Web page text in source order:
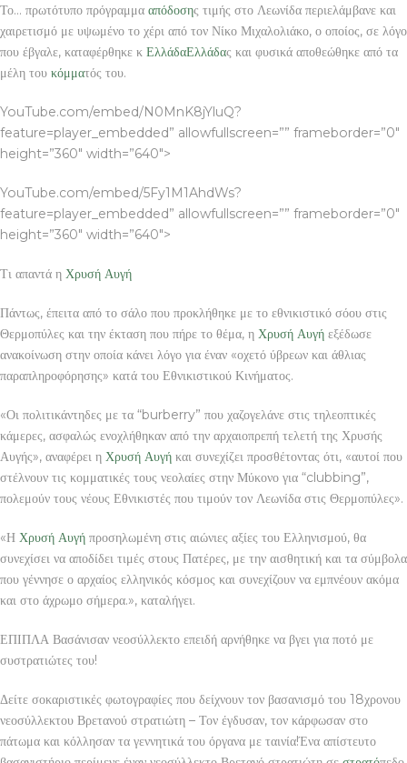
Το… πρωτότυπο πρόγραμμα απόδοσης τιμής στο Λεωνίδα περιελάμβανε και
χαιρετισμό με υψωμένο το χέρι από τον Νίκο Μιχαλολιάκο, ο οποίος, σε λόγο
που έβγαλε, καταφέρθηκε κ ΕλλάδαΕλλάδας και φυσικά αποθεώθηκε από τα
μέλη του κόμματός του.
YouTube.com/embed/N0MnK8jYluQ?
feature=player_embedded” allowfullscreen=”” frameborder=”0″
height=”360″ width=”640″>
YouTube.com/embed/5Fy1M1AhdWs?
feature=player_embedded” allowfullscreen=”” frameborder=”0″
height=”360″ width=”640″>
Τι απαντά η Χρυσή Αυγή
Πάντως, έπειτα από το σάλο που προκλήθηκε με το εθνικιστικό σόου στις
Θερμοπύλες και την έκταση που πήρε το θέμα, η Χρυσή Αυγή εξέδωσε
ανακοίνωση στην οποία κάνει λόγο για έναν «οχετό ύβρεων και άθλιας
παραπληροφόρησης» κατά του Εθνικιστικού Κινήματος.
«Οι πολιτικάντηδες με τα “burberry” που χαζογελάνε στις τηλεοπτικές
κάμερες, ασφαλώς ενοχλήθηκαν από την αρχαιοπρεπή τελετή της Χρυσής
Αυγής», αναφέρει η Χρυσή Αυγή και συνεχίζει προσθέτοντας ότι, «αυτοί που
στέλνουν τις κομματικές τους νεολαίες στην Μύκονο για “clubbing”,
πολεμούν τους νέους Εθνικιστές που τιμούν τον Λεωνίδα στις Θερμοπύλες».
«Η Χρυσή Αυγή προσηλωμένη στις αιώνιες αξίες του Ελληνισμού, θα
συνεχίσει να αποδίδει τιμές στους Πατέρες, με την αισθητική και τα σύμβολα
που γέννησε ο αρχαίος ελληνικός κόσμος και συνεχίζουν να εμπνέουν ακόμα
και στο άχρωμο σήμερα.», καταλήγει.
ΕΠΙΠΛΑ Βασάνισαν νεοσύλλεκτο επειδή αρνήθηκε να βγει για ποτό με
συστρατιώτες του!
Δείτε σοκαριστικές φωτογραφίες που δείχνουν τον βασανισμό του 18χρονου
νεοσύλλεκτου Βρετανού στρατιώτη – Τον έγδυσαν, τον κάρφωσαν στο
πάτωμα και κόλλησαν τα γεννητικά του όργανα με ταινία!Ένα απίστευτο